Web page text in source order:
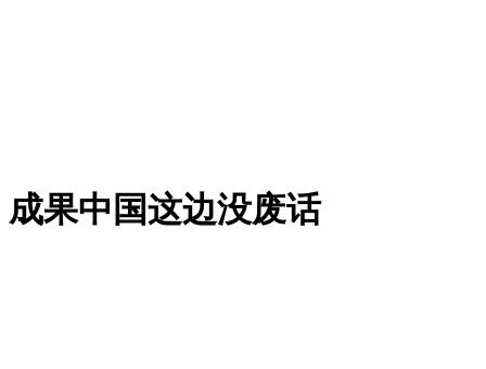
成果中国这边没废话